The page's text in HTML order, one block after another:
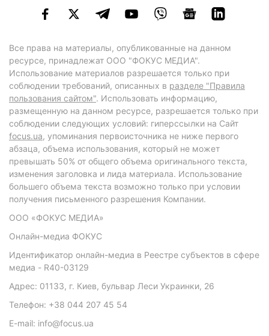
Все права на материалы, опубликованные на данном
ресурсе, принадлежат ООО "ФОКУС МЕДИА".
Использование материалов разрешается только при
соблюдении требований, описанных в разделе "Правила
пользования сайтом". Использовать информацию,
размещенную на данном ресурсе, разрешается только при
соблюдении следующих условий: гиперссылки на Сайт
focus.ua, упоминания первоисточника не ниже первого
абзаца, объема использования, который не может
превышать 50% от общего объема оригинального текста,
изменения заголовка и лида материала. Использование
большего объема текста возможно только при условии
получения письменного разрешения Компании.
ООО «ФОКУС МЕДИА»
Онлайн-медиа ФОКУС
Идентификатор онлайн-медиа в Реестре субъектов в сфере
медиа - R40-03129
Адрес: 01133, г. Киев, бульвар Леси Украинки, 26
Телефон: +38 044 207 45 54
E-mail: info@focus.ua